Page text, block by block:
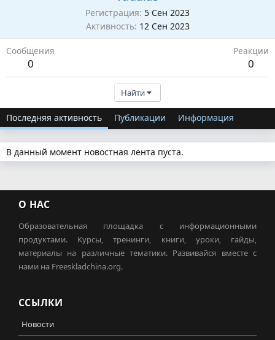
Регистрация 5 Сен 2023
Активность 12 Сен 2023
Сообщения
0
Реакции
0
Найти
Последняя активность Публикации Информация
В данный момент новостная лента пуста.
О НАС
Образовательная площадка с информационными
продуктами. Курсы, тренинги, книги, уроки, гайды,
материалы на различные тематики. Развивайся вместе с
нами на Freeskladchina.org.
ССЫЛКИ
Новости